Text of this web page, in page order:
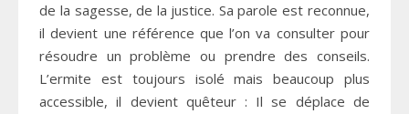
de la sagesse, de la justice. Sa parole est reconnue,
il devient une référence que l’on va consulter pour
résoudre un problème ou prendre des conseils.
L’ermite est toujours isolé mais beaucoup plus
accessible, il devient quêteur : Il se déplace de